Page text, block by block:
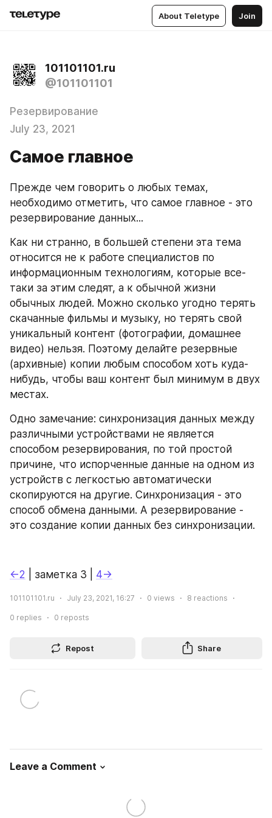
About Teletype Join
101101101.ru
@101101101
Резервирование
July 23, 2021
Самое главное
Прежде чем говорить о любых темах,
необходимо отметить, что самое главное - это
резервирование данных...
Как ни странно, в большей степени эта тема
относится не к работе специалистов по
информационным технологиям, которые все-
таки за этим следят, а к обычной жизни
обычных людей. Можно сколько угодно терять
скачанные фильмы и музыку, но терять свой
уникальный контент (фотографии, домашнее
видео) нельзя. Поэтому делайте резервные
(архивные) копии любым способом хоть куда-
нибудь, чтобы ваш контент был минимум в двух
местах.
Одно замечание: синхронизация данных между
различными устройствами не является
способом резервирования, по той простой
причине, что испорченные данные на одном из
устройств с легкостью автоматически
скопируются на другие. Синхронизация - это
способ обмена данными. А резервирование -
это создание копии данных без синхронизации.
←2 | заметка 3 | 4→
101101101.ru July 23, 2021, 16:27 0 views 8 reactions
0 replies 0 reposts
Repost Share
Leave a Comment